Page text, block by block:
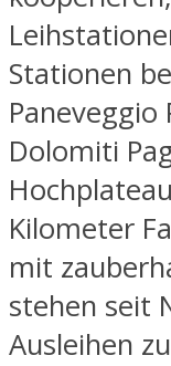
Stationen
Paneveggio
Dolomiti
Kilometer
mit
stehen seit
Ausleihen